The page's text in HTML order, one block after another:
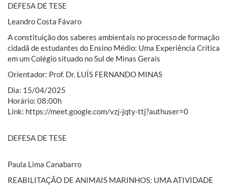
DEFESA DE TESE
Leandro Costa Fávaro
A constituição dos saberes ambientais no processo de formação
cidadã de estudantes do Ensino Médio: Uma Experiência Crítica
em um Colégio situado no Sul de Minas Gerais
Orientador: Prof. Dr. LUÍS FERNANDO MINAS
Dia: 15/04/2025
Horário: 08:00h
Link: https://meet.google.com/vzj-jqty-ttj?authuser=0
DEFESA DE TESE
Paula Lima Canabarro
REABILITAÇÃO DE ANIMAIS MARINHOS: UMA ATIVIDADE